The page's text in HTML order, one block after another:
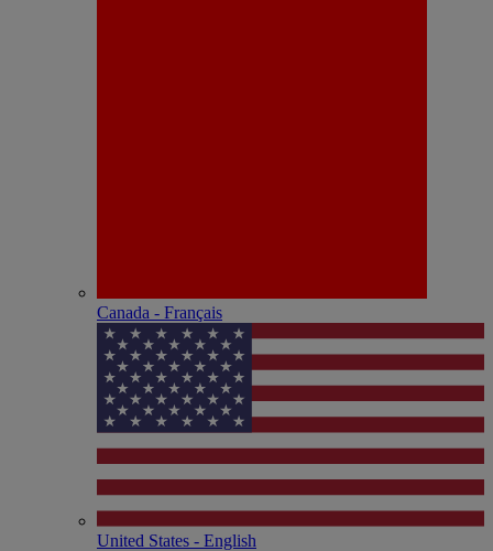
Canada - Français
United States - English